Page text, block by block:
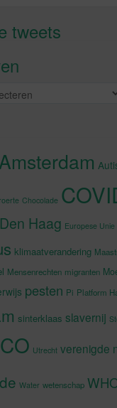
tweets
Klik om marketing
Chocolade
Den Haag Europese Unie
klimaatverandering
Mensenrechten migranten
pesten Pi Platform
sinterklaas slavernij
Utrecht verenigde
Water wetenschap